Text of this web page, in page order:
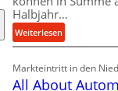
l
v
r
s
Halbjahr…
Weiterlesen:
M
Markteintritt in den
All About